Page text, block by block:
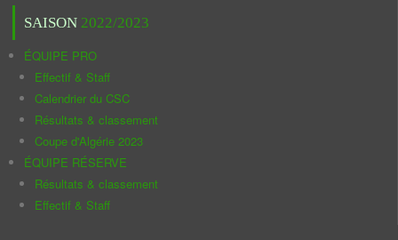
SAISON 2022/2023
ÉQUIPE PRO
Effectif & Staff
Calendrier du CSC
Résultats & classement
Coupe d'Algérie 2023
ÉQUIPE RÉSERVE
Résultats & classement
Effectif & Staff